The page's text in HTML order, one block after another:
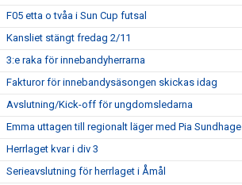
F05 etta o tvåa i Sun Cup futsal
Kansliet stängt fredag 2/11
3:e raka för innebandyherrarna
Fakturor för innebandysäsongen skickas idag
Avslutning/Kick-off för ungdomsledarna
Emma uttagen till regionalt läger med Pia Sundhage
Herrlaget kvar i div 3
Serieavslutning för herrlaget i Åmål